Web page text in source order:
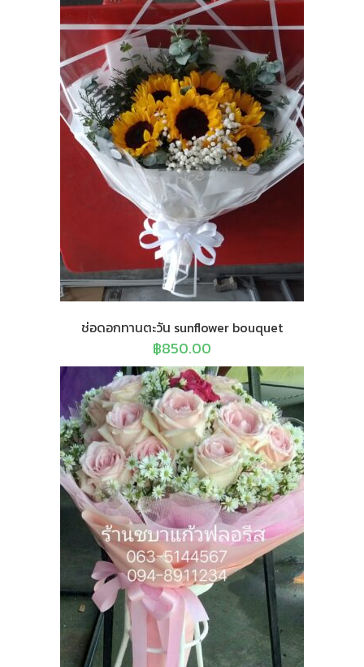
ช่อดอกทานตะวัน sunflower bouquet
฿850.00